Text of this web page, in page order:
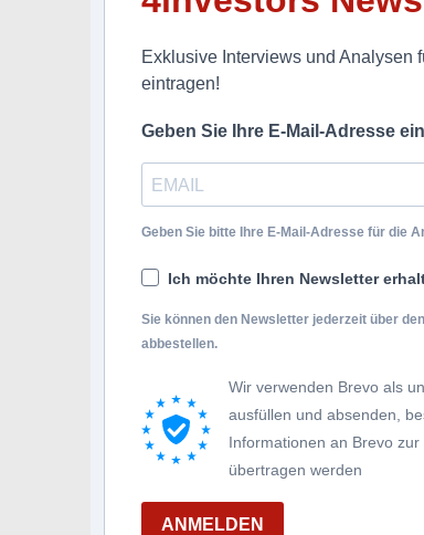
Exklusive Interviews und Analysen
eintragen!
Geben Sie Ihre E-Mail-Adresse
Geben Sie bitte Ihre E-Mail-Adresse für die
Ich möchte Ihren Newsletter
Sie können den Newsletter jederzeit über
abbestellen.
Wir verwenden Brevo als
ausfüllen und absenden,
Informationen an Brevo
übertragen werden
ANMELDEN